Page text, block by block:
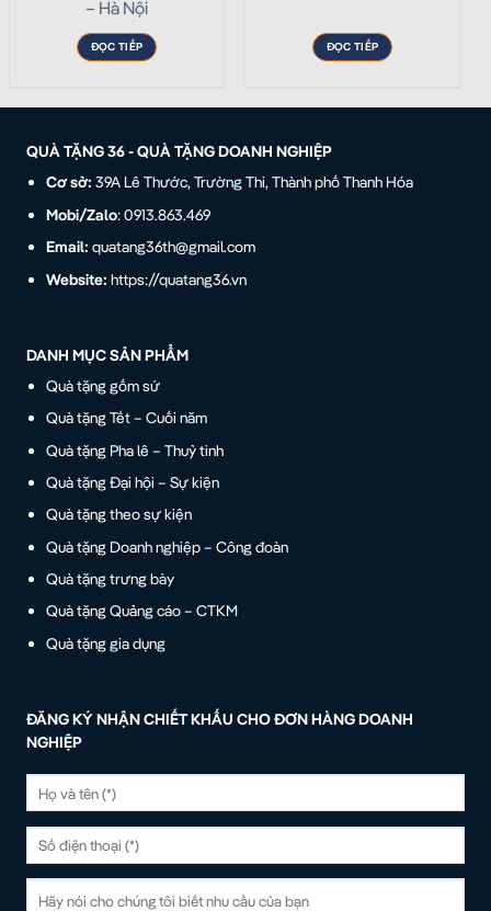
– Hà Nội
ĐỌC TIẾP ĐỌC TIẾP
QUÀ TẶNG 36 - QUÀ TẶNG DOANH NGHIỆP
Cơ sở:39A Lê Thước, Trường Thi, Thành phố Thanh Hóa
Mobi/Zalo: 0913.863.469
Email: quatang36th@gmail.com
Website: https://quatang36.vn
DANH MỤC SẢN PHẨM
Quà tặng gốm sứ
Quà tặng Tết – Cuối năm
Quà tặng Pha lê – Thuỷ tinh
Quà tặng Đại hội – Sự kiện
Quà tặng theo sự kiện
Quà tặng Doanh nghiệp – Công đoàn
Quà tặng trưng bày
Quà tặng Quảng cáo – CTKM
Quà tặng gia dụng
ĐĂNG KÝ NHẬN CHIẾT KHẤU CHO ĐƠN HÀNG DOANH
NGHIỆP